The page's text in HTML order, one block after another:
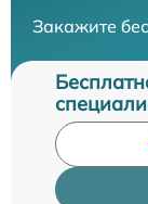
Закажите